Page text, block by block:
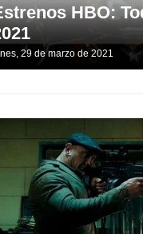
HBO:
29 de marzo de 2021